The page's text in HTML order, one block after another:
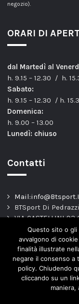
negozio).
ORARI DI
dal Martedì al
h. 9.15 – 12.30 / h.
Sabato:
h. 9.15 – 12.30 / h.
Domenica:
h. 9.00 – 13.00
Lunedì: chiuso
Contatti
BTSport Di
VIA CASTELLINI 93
Melegnano – MI –
TEL: 02.9837163
P.Iva.
Questo sito o
avvalgono di
finalità illustrate
negare il consenso a
policy. Chiudendo
cliccando su un
maniera,